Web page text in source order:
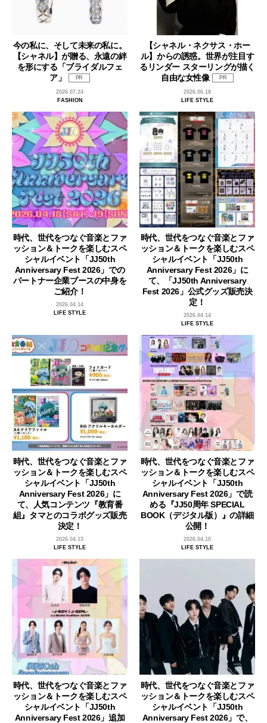
今の私に、そして未来の私に。
【シャネル】が贈る、永遠の絆
を形にする「ブライダルフェ
ア」
PR
2026.07.24
FASHION
【シャネル・ネクサス・ホー
ル】からの誘惑。世界が注目す
るリンダー スターリングが描く
自由な女性像
PR
2026.06.18
LIFE STYLE
時代、世代をつなぐ音楽とファ
ッション＆トークを楽しむスペ
シャルイベント「JJ50th
Anniversary Fest 2026」での
パートナー企業ブースの中身を
ご紹介！
2026.04.14
LIFE STYLE
時代、世代をつなぐ音楽とファ
ッション＆トークを楽しむスペ
シャルイベント「JJ50th
Anniversary Fest 2026」に
て、「JJ50th Anniversary
Fest 2026」公式グッズ販売決
定！
2026.04.14
LIFE STYLE
時代、世代をつなぐ音楽とファ
ッション＆トークを楽しむスペ
シャルイベント「JJ50th
Anniversary Fest 2026」に
て、人気コンテンツ『教育番
組』タマとのコラボグッズ販売
決定！
2026.04.13
LIFE STYLE
時代、世代をつなぐ音楽とファ
ッション＆トークを楽しむスペ
シャルイベント「JJ50th
Anniversary Fest 2026」で読
める『JJ50周年 SPECIAL
BOOK（デジタル版）』の詳細
公開！
2026.04.10
LIFE STYLE
時代、世代をつなぐ音楽とファ
ッション＆トークを楽しむスペ
シャルイベント「JJ50th
Anniversary Fest 2026」追加
時代、世代をつなぐ音楽とファ
ッション＆トークを楽しむスペ
シャルイベント「JJ50th
Anniversary Fest 2026」で、